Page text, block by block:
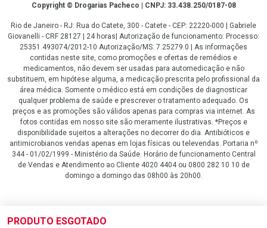
PRODUTO ESGOTADO
CopyrightCopyright © Drogarias Pacheco | CNPJ: 33.438.250/0187-08
Rio de Janeiro - RJ: Rua do Catete, 300 - Catete - CEP: 22220-000 | Gabriele
Giovanelli - CRF 28127 | 24 horas| Autorização de funcionamento: Processo:
25351.493074/2012-10 Autorização/MS: 7.25279.0 | As informações
contidas neste site, como promoções e ofertas de remédios e
medicamentos, não devem ser usadas para automedicação e não
substituem, em hipótese alguma, a medicação prescrita pelo profissional da
área médica. Somente o médico está em condições de diagnosticar
qualquer problema de saúde e prescrever o tratamento adequado. Os
preços e as promoções são válidos apenas para compras via internet. As
fotos contidas em nosso site são meramente ilustrativas. *Preços e
disponibilidade sujeitos a alterações no decorrer do dia. Antibióticos e
antimicrobianos vendas apenas em lojas físicas ou televendas. Portaria nº
344 - 01/02/1999 - Ministério da Saúde. Horário de funcionamento Central
de Vendas e Atendimento ao Cliente 4020 4404 ou 0800 282 10 10 de
domingo a domingo das 08h00 às 20h00.